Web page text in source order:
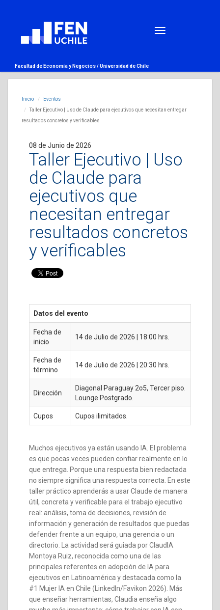
Facultad de Economía y Negocios /Universidad de Chile
Inicio
Eventos
Taller Ejecutivo | Uso de Claude para ejecutivos que necesitan entregar
resultados concretos y verificables
08 de Junio de 2026
Taller Ejecutivo | Uso
de Claude para
ejecutivos que
necesitan entregar
resultados concretos
y verificables
Datos del evento
Fecha de
inicio
14 de Julio de 2026 | 18:00 hrs.
Fecha de
término
14 de Julio de 2026 | 20:30 hrs.
Dirección
Diagonal Paraguay 2o5, Tercer piso.
Lounge Postgrado.
Cupos Cupos ilimitados.
Muchos ejecutivos ya están usando IA. El problema
es que pocas veces pueden confiar realmente en lo
que entrega. Porque una respuesta bien redactada
no siempre significa una respuesta correcta. En este
taller práctico aprenderás a usar Claude de manera
útil, concreta y verificable para el trabajo ejecutivo
real: análisis, toma de decisiones, revisión de
información y generación de resultados que puedas
defender frente a un equipo, una gerencia o un
directorio. La actividad será guiada por ClaudIA
Montoya Ruiz, reconocida como una de las
principales referentes en adopción de IA para
ejecutivos en Latinoamérica y destacada como la
#1 Mujer IA en Chile (LinkedIn/Favikon 2026). Más
que enseñar herramientas, Claudia enseña algo